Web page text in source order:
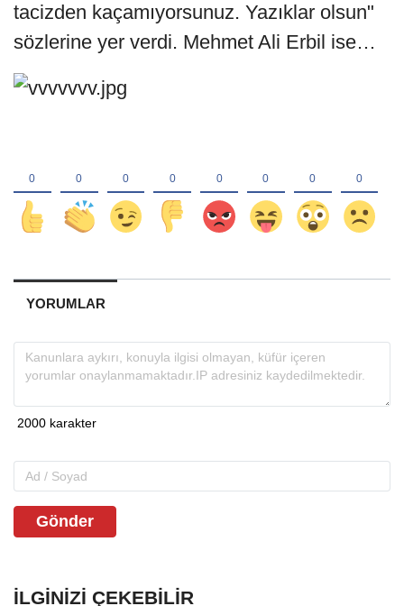
tacizden kaçamıyorsunuz. Yazıklar olsun"
sözlerine yer verdi. Mehmet Ali Erbil ise…
YORUMLAR
Gönder
İLGINIZI ÇEKEBILIR